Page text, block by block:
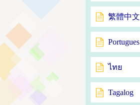
繁體中文
Portugues
ไทย
Tagalog